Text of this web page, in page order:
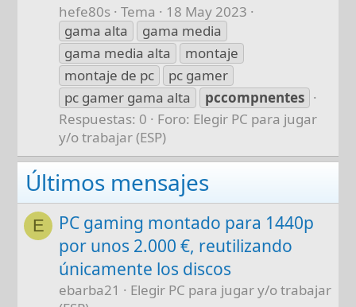
hefe80s Tema
18 May 2023
gama alta
gama media
gama media alta
montaje
montaje de pc
pc gamer
pc gamer gama alta
pccompnentes
Respuestas: 0
Foro: Elegir PC para jugar
y/o trabajar (ESP)
Últimos mensajes
E
PC gaming montado para 1440p
por unos 2.000 €, reutilizando
únicamente los discos
ebarba21
Elegir PC para jugar y/o trabajar